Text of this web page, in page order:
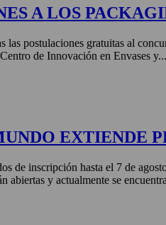
A LOS
las postulaciones gratuitas al
de Innovación en Envases y...
EXTIENDE
de inscripción hasta el 7 de
abiertas y actualmente se